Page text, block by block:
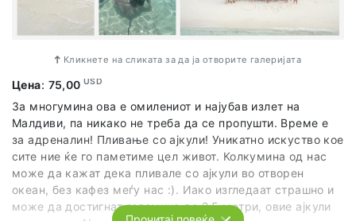
Кликнете на сликата за да ја отворите галеријата
Цена: 75,00USD
За многумина ова е омилениот и најубав излет на
Малдиви, па никако не треба да се пропушти. Време е
за адреналин! Пливање со ајкули! Уникатно искуство кое
сите ние ќе го паметиме цел живот. Колкумина од нас
може да кажат дека пливале со ајкули во отворен
океан, без кафез меѓу нас :). Иако изгледаат страшно и
може да достигнат големина до 2,5 метри, овие ајкули